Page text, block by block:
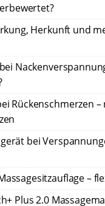
Herkunft und
Rückenschmerzen
bei
–
Plus 2.0